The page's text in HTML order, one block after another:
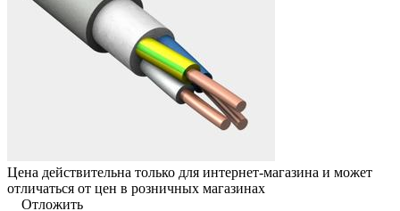
Цена действительна только для интернет-магазина и может
отличаться от цен в розничных магазинах
Отложить